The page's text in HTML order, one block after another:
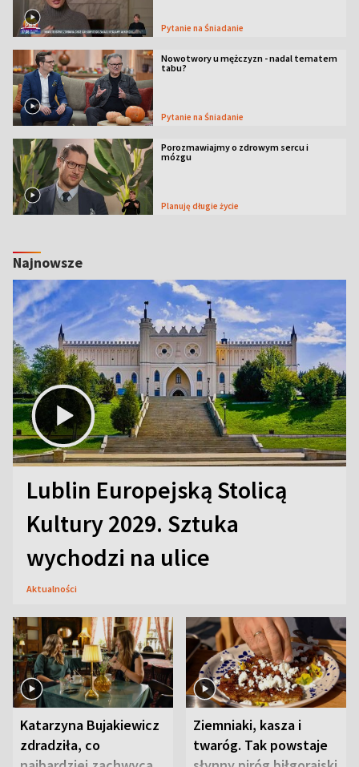
Pytanie na Śniadanie
Nowotwory u mężczyzn - nadal tematem
tabu?
Pytanie na Śniadanie
Porozmawiajmy o zdrowym sercu i
mózgu
Planuję długie życie
Najnowsze
Lublin Europejską Stolicą
Kultury 2029. Sztuka
wychodzi na ulice
Aktualności
Katarzyna Bujakiewicz
zdradziła, co
Ziemniaki, kasza i
twaróg. Tak powstaje